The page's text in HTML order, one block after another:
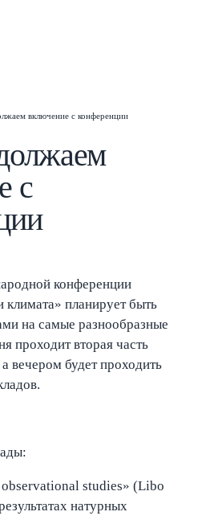
включение с конференции
с
конференции
планирует быть
на самые разнообразные
проходит вторая часть
вечером будет проходить
studies» (Libo
натурных
Esc
Shift + ?
/